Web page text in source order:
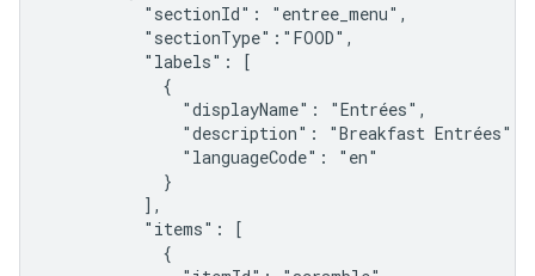
          "sectionId": "entree_menu",
          "sectionType":"FOOD",
          "labels": [
            {
              "displayName": "Entrées",
              "description": "Breakfast Entrées",
              "languageCode": "en"
            }
          ],
          "items": [
            {